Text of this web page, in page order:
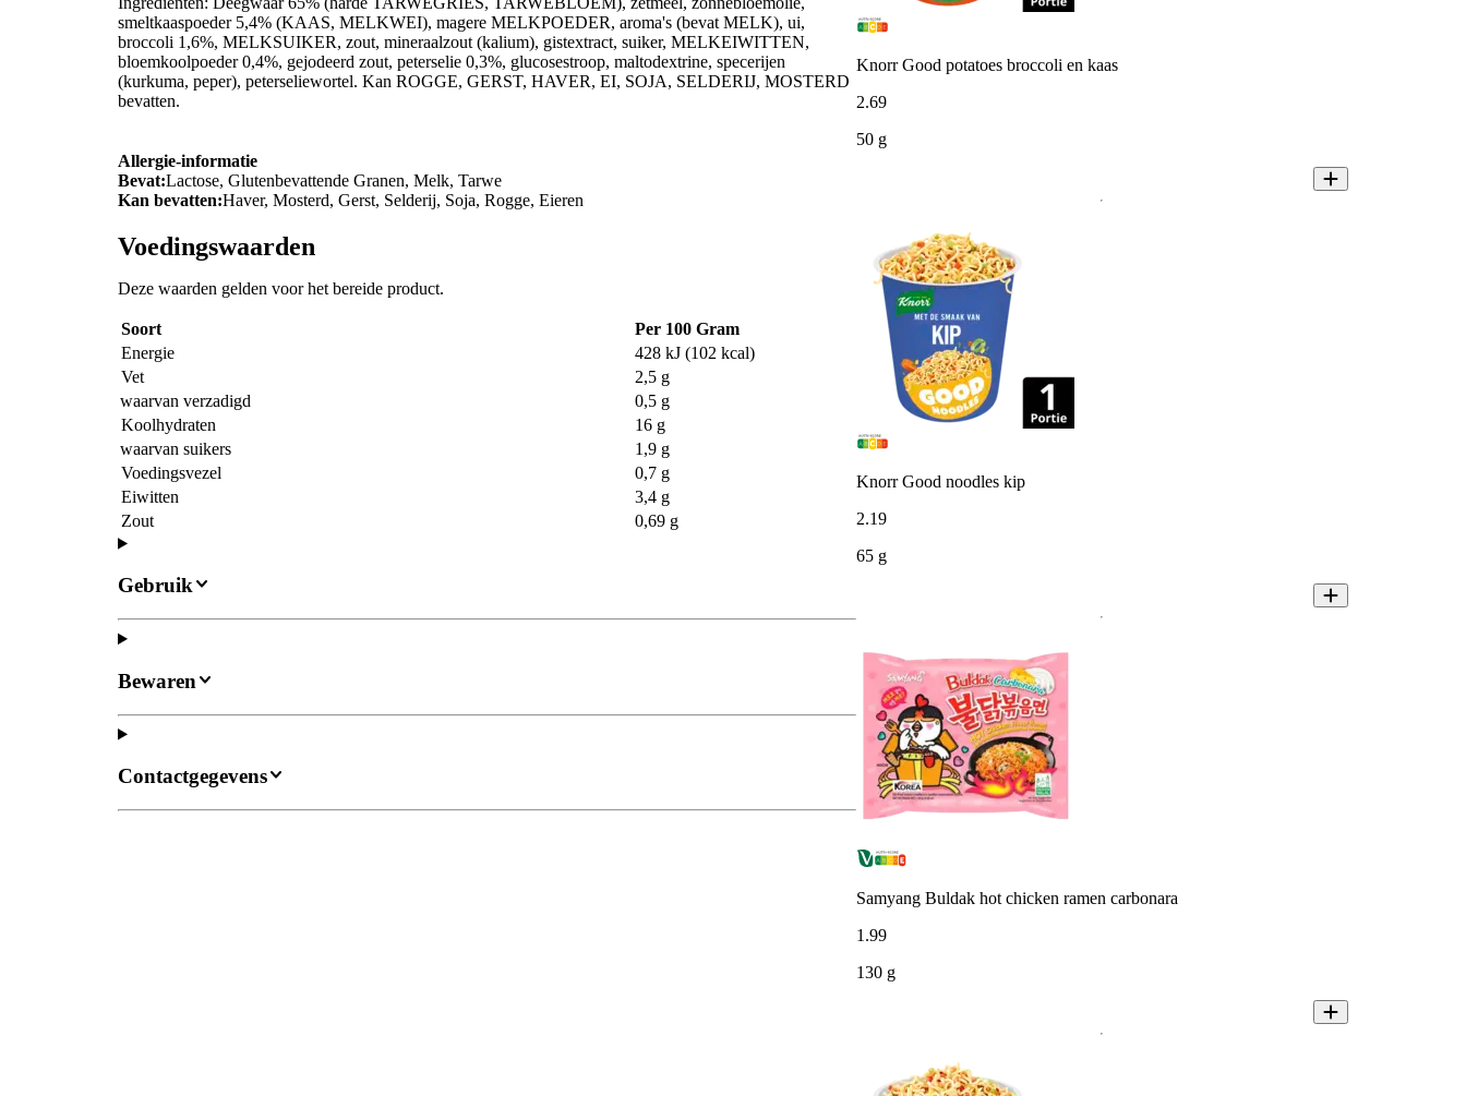
smeltkaaspoeder 5,4% (KAAS, MELKWEI), magere MELKPOEDER, aroma's (bevat MELK), ui,
broccoli 1,6%, MELKSUIKER, zout, mineraalzout (kalium), gistextract, suiker, MELKEIWITTEN,
bloemkoolpoeder 0,4%, gejodeerd zout, peterselie 0,3%, glucosestroop, maltodextrine, specerijen
(kurkuma, peper), peterseliewortel. Kan ROGGE, GERST, HAVER, EI, SOJA, SELDERIJ, MOSTERD
bevatten.
Allergie-informatie
Bevat:Lactose, Glutenbevattende Granen, Melk, Tarwe
Kan bevatten:Haver, Mosterd, Gerst, Selderij, Soja, Rogge, Eieren
Voedingswaarden
Deze waarden gelden voor het bereide product.
Soort
Per 100 Gram
Energie
428 kJ (102 kcal)
Vet
2,5 g
waarvan verzadigd
0,5 g
Koolhydraten
16 g
waarvan suikers
1,9 g
Voedingsvezel
0,7 g
Eiwitten
3,4 g
Zout
0,69 g
Gebruik
Bewaren
Contactgegevens
Knorr Good potatoes broccoli en kaas
2.69
50 g
Knorr Good noodles kip
2.19
65 g
Samyang Buldak hot chicken ramen carbonara
1 .99
130 g